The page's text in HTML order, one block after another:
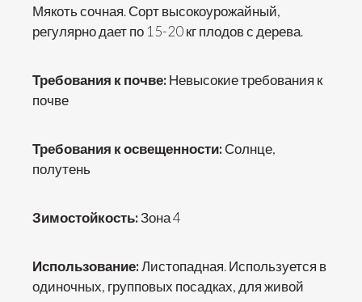
Мякоть сочная. Сорт высокоурожайный,
регулярно дает по 15-20 кг плодов с дерева.
Требования к почве:Невысокие требования к
почве
Требования к освещенности:Солнце,
полутень
Зимостойкость:Зона 4
Использование:Листопадная. Используется в
одиночных, групповых посадках, для живой